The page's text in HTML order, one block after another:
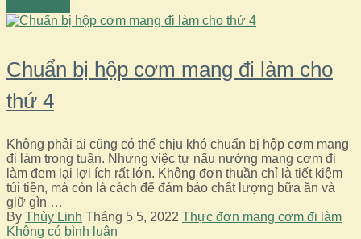
Chuẩn bị hộp cơm mang đi làm cho
thứ 4
Không phải ai cũng có thể chịu khó chuẩn bị hộp cơm mang
đi làm trong tuần. Nhưng việc tự nấu nướng mang cơm đi
làm đem lại lợi ích rất lớn. Không đơn thuần chỉ là tiết kiệm
túi tiền, mà còn là cách để đảm bảo chất lượng bữa ăn và
giữ gìn …
By Thùy Linh Tháng 5 5, 2022 Thực đơn mang cơm đi làm
Không có bình luận